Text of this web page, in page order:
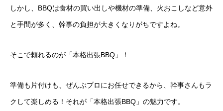
しかし、BBQは食材の買い出しや機材の準備、火おこしなど意外
と手間が多く、幹事の負担が大きくなりがちですよね。
そこで頼れるのが「本格出張BBQ 」！
準備も片付けも、ぜんぶプロにお任せできるから、幹事さんもラ
クして楽しめる！それが「本格出張BBQ」の魅力です。